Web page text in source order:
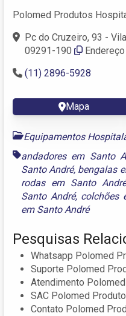
Polomed Produtos
Pc do Cruzeiro, 93 -
09291-190
(11) 2896-5928
Mapa
Equipamentos
andadores em Santo
Santo André, bengalas
rodas em Santo
Santo André, colchões
em Santo André
Pesquisas
Whatsapp Polomed
Suporte Polomed
Atendimento
SAC Polomed
Contato Polomed